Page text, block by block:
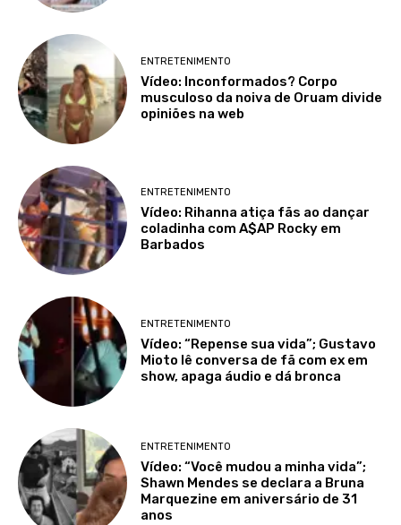
ENTRETENIMENTO
Vídeo: Inconformados? Corpo
musculoso da noiva de Oruam divide
opiniões na web
ENTRETENIMENTO
Vídeo: Rihanna atiça fãs ao dançar
coladinha com A$AP Rocky em
Barbados
ENTRETENIMENTO
Vídeo: “Repense sua vida”; Gustavo
Mioto lê conversa de fã com ex em
show, apaga áudio e dá bronca
ENTRETENIMENTO
Vídeo: “Você mudou a minha vida”;
Shawn Mendes se declara a Bruna
Marquezine em aniversário de 31
anos